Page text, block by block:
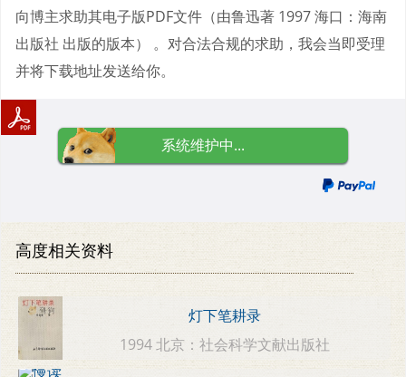
向博主求助其电子版PDF文件（由鲁迅著 1997 海口：海南
出版社 出版的版本） 。对合法合规的求助，我会当即受理
并将下载地址发送给你。
系统维护中...
高度相关资料
灯下笔耕录
1994 北京：社会科学文献出版社